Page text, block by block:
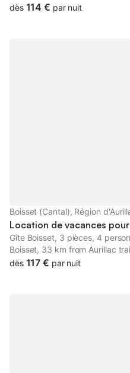
Auvergne Stadium, 30 km from
dès 114 € par nuit
Boisset (Cantal), Région
Location de vacances
Gîte Boisset, 3 pièces, 4
Boisset, 33 km from Aurillac
Auvergne Stadium, and 34 km
dès 117 € par nuit